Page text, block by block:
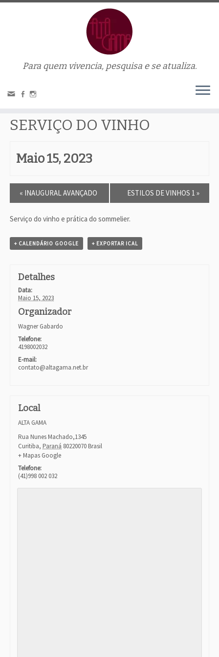
Para quem vivencia, pesquisa e se atualiza.
This evento has passed.
SERVIÇO DO VINHO
Maio 15, 2023
e
n
t
N
a
« INAUGURAL AVANÇADO ESTILOS DE VINHOS 1 »
Serviço do vinho e prática do sommelier.
+ CALENDÁRIO GOOGLE + EXPORTAR ICAL
Detalhes
Data:
Maio 15, 2023
Organizador
Wagner Gabardo
Telefone:
4198002032
E-mail:
contato@altagama.net.br
Local
ALTA GAMA
Rua Nunes Machado,1345
Curitiba, Paraná 80220070 Brasil
+ Mapas Google
Telefone:
(41)998 002 032